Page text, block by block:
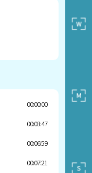
00:00:00
00:03:47
00:06:59
00:07:21